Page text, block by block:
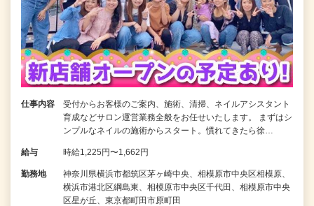
仕事内容
受付からお客様のご案内、施術、清掃、ネイルアシスタント
育成などサロン運営業務全般をお任せいたします。 まずはシ
ンプルなネイルの施術からスタート。慣れてきたら徐…
給与 時給1,225円〜1,662円
勤務地
神奈川県横浜市都筑区茅ヶ崎中央、相模原市中央区相模原、
横浜市港北区綱島東、相模原市中央区千代田、相模原市中央
区星が丘、東京都町田市原町田